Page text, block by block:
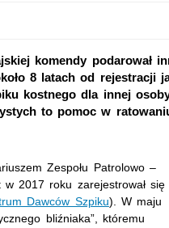
komendy podarował
8 latach od rejestracji
kostnego dla innej
to pomoc w
Zespołu Patrolowo –
w 2017 roku zarejestrował się
Dawców Szpiku). W maju
bliźniaka”, któremu